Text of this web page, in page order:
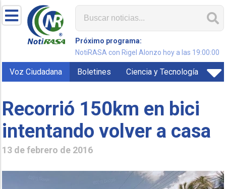
Próximo programa:
NotiRASA con Rigel Alonzo hoy a las 19:00:00
Voz Ciudadana Boletines Ciencia y Tecnología
Recorrió 150km en bici
intentando volver a casa
13 de febrero de 2016